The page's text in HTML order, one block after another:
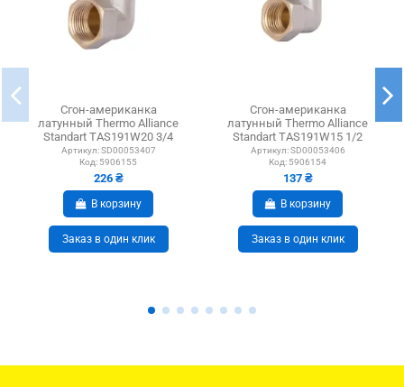
Сгон-американка
латунный Thermo Alliance
Standart TAS191W20 3/4
дюйма, угловой
Артикул: SD00053407
Код: 5906155
226 ₴
В корзину
Заказ в один клик
Сгон-американка
латунный Thermo Alliance
Standart TAS191W15 1/2
дюйма, угловой
Артикул: SD00053406
Код: 5906154
137 ₴
В корзину
Заказ в один клик